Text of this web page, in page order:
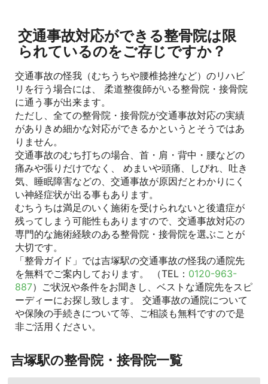
交通事故対応ができる整骨院は限
られているのをご存じですか？
交通事故の怪我（むちうちや腰椎捻挫など）のリハビ
リを行う場合には、 柔道整復師がいる整骨院・接骨院
に通う事が出来ます。
ただし、全ての整骨院・接骨院が交通事故対応の実績
がありきめ細かな対応ができるかというとそうではあ
りません。
交通事故のむち打ちの場合、首・肩・背中・腰などの
痛みや張りだけでなく、 めまいや頭痛、しびれ、吐き
気、睡眠障害などの、交通事故が原因だとわかりにく
い神経症状が出る事もあります。
むちうちは満足のいく施術を受けられないと後遺症が
残ってしまう可能性もありますので、交通事故対応の
専門的な施術経験のある整骨院・接骨院を選ぶことが
大切です。
「整骨ガイド」では吉塚駅の交通事故の怪我の通院先
を無料でご案内しております。 （TEL： 0120-963-
887）ご状況や条件をお聞きし、ベストな通院先をスピ
ーディーにお探し致します。 交通事故の通院について
や保険の手続きについて等、ご相談も無料ですので是
非ご活用ください。
吉塚駅の整骨院・接骨院一覧